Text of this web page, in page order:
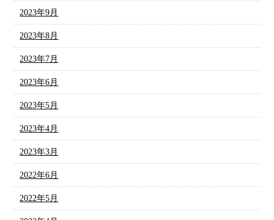
2023年9月
2023年8月
2023年7月
2023年6月
2023年5月
2023年4月
2023年3月
2022年6月
2022年5月